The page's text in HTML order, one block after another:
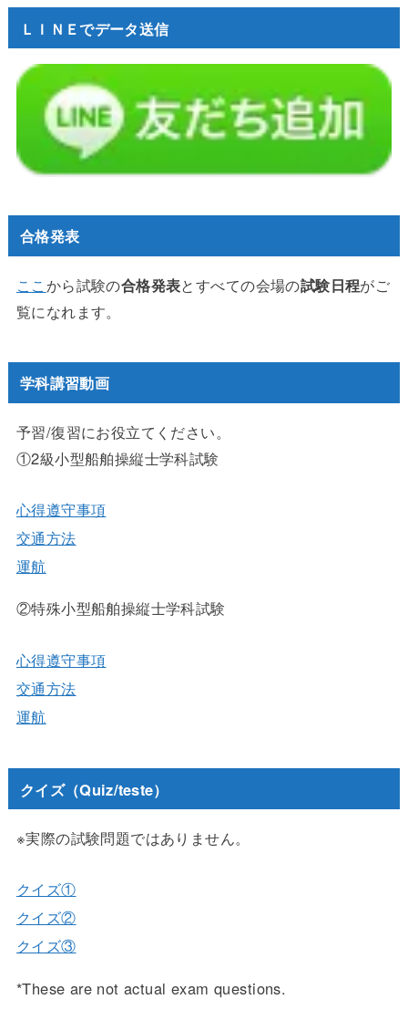
ＬＩＮＥでデータ送信
合格発表
ここ から試験の合格発表とすべての会場の試験日程がご
覧になれます。
学科講習動画
予習/復習にお役立てください。
①2級小型船舶操縦士学科試験
心得遵守事項
交通方法
運航
②特殊小型船舶操縦士学科試験
心得遵守事項
交通方法
運航
クイズ（Quiz/teste）
※実際の試験問題ではありません。
クイズ①
クイズ②
クイズ③
*These are not actual exam questions.